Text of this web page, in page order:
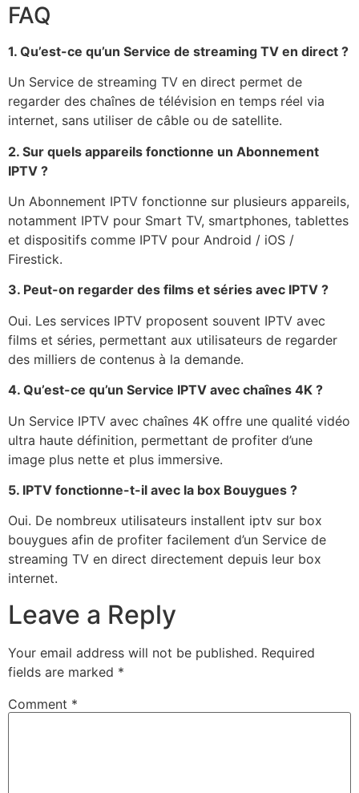
FAQ
1. Qu’est-ce qu’un Service de streaming TV en direct ?
Un Service de streaming TV en direct permet de
regarder des chaînes de télévision en temps réel via
internet, sans utiliser de câble ou de satellite.
2. Sur quels appareils fonctionne un Abonnement
IPTV ?
Un Abonnement IPTV fonctionne sur plusieurs appareils,
notamment IPTV pour Smart TV, smartphones, tablettes
et dispositifs comme IPTV pour Android / iOS /
Firestick.
3. Peut-on regarder des films et séries avec IPTV ?
Oui. Les services IPTV proposent souvent IPTV avec
films et séries, permettant aux utilisateurs de regarder
des milliers de contenus à la demande.
4. Qu’est-ce qu’un Service IPTV avec chaînes 4K ?
Un Service IPTV avec chaînes 4K offre une qualité vidéo
ultra haute définition, permettant de profiter d’une
image plus nette et plus immersive.
5. IPTV fonctionne-t-il avec la box Bouygues ?
Oui. De nombreux utilisateurs installent iptv sur box
bouygues afin de profiter facilement d’un Service de
streaming TV en direct directement depuis leur box
internet.
Leave a Reply
Your email address will not be published. Required
fields are marked *
Comment *